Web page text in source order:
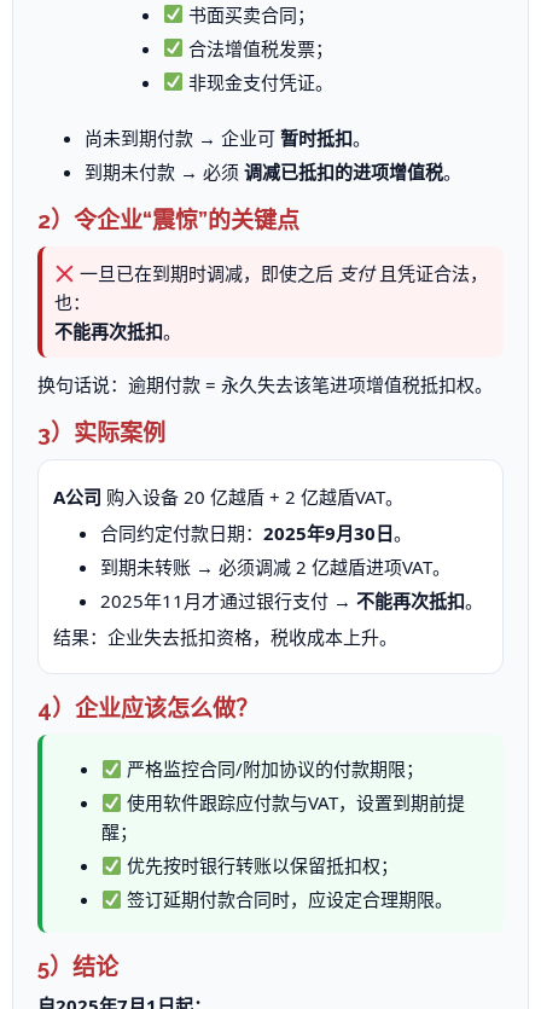
书面买卖合同；
合法增值税发票；
非现金支付凭证。
尚未到期付款 → 企业可暂时抵扣。
到期未付款 → 必须调减已抵扣的进项增值税。
2）令企业“震惊”的关键点
一旦已在到期时调减，即使之后 支付且凭证合法，
也：
不能再次抵扣。
换句话说：逾期付款 = 永久失去该笔进项增值税抵扣权。
3）实际案例
A公司 购入设备 20 亿越盾 + 2 亿越盾VAT。
合同约定付款日期：2025年9月30日。
到期未转账 → 必须调减 2 亿越盾进项VAT。
2025年11月才通过银行支付 →不能再次抵扣。
结果：企业失去抵扣资格，税收成本上升。
4）企业应该怎么做？
严格监控合同/附加协议的付款期限；
使用软件跟踪应付款与VAT，设置到期前提
醒；
优先按时银行转账以保留抵扣权；
签订延期付款合同时，应设定合理期限。
5）结论